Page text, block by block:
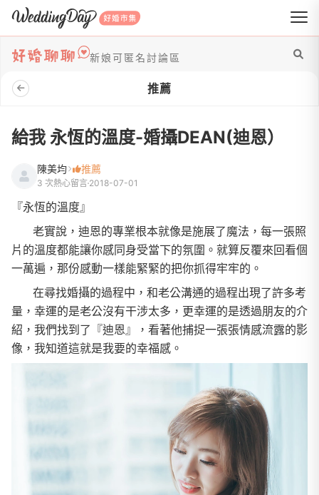
WeddingDay 好婚市集
新娘可匿名討論區
推薦
給我 永恆的溫度-婚攝DEAN(迪恩）
陳美均 推薦
3 次熱心留言 2018-07-01
『永恆的溫度』
老實說，迪恩的專業根本就像是施展了魔法，每一張照
片的溫度都能讓你感同身受當下的氛圍。就算反覆來回看個
一萬遍，那份感動一樣能緊緊的把你抓得牢牢的。
在尋找婚攝的過程中，和老公溝通的過程出現了許多考
量，幸運的是老公沒有干涉太多，更幸運的是透過朋友的介
紹，我們找到了『迪恩』，看著他捕捉一張張情感流露的影
像，我知道這就是我要的幸福感。